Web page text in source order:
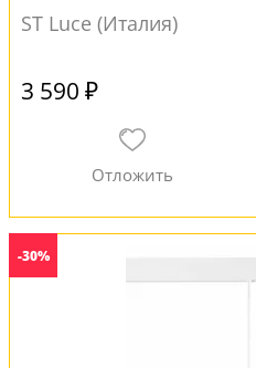
ST Luce (Италия)
3 590 ₽
-30%